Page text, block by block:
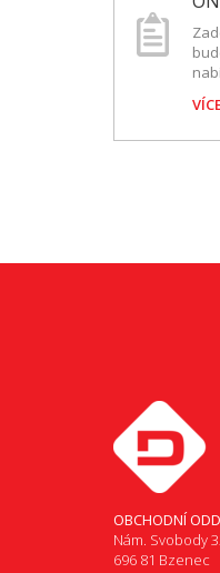
OBCHODNÍ
Nám. Svobody
696 81 Bzenec